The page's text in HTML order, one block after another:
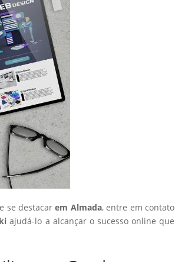
se destacarem Almada, entre em contato
ajudá-lo a alcançar o sucesso online que